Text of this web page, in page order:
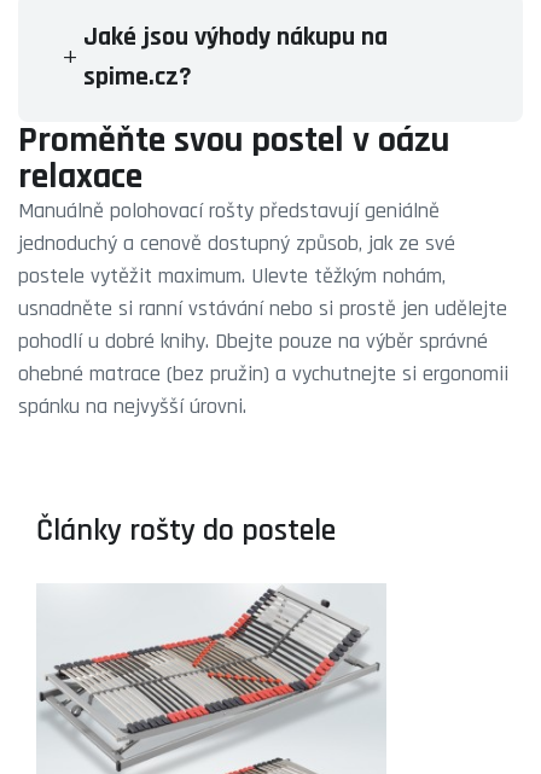
Články rošty do postele
Jaké jsou výhody nákupu na
spime.cz?
Proměňte svou postel v oázu
relaxace
Manuálně polohovací rošty představují geniálně
jednoduchý a cenově dostupný způsob, jak ze své
postele vytěžit maximum. Ulevte těžkým nohám,
usnadněte si ranní vstávání nebo si prostě jen udělejte
pohodlí u dobré knihy. Dbejte pouze na výběr správné
ohebné matrace (bez pružin) a vychutnejte si ergonomii
spánku na nejvyšší úrovni.